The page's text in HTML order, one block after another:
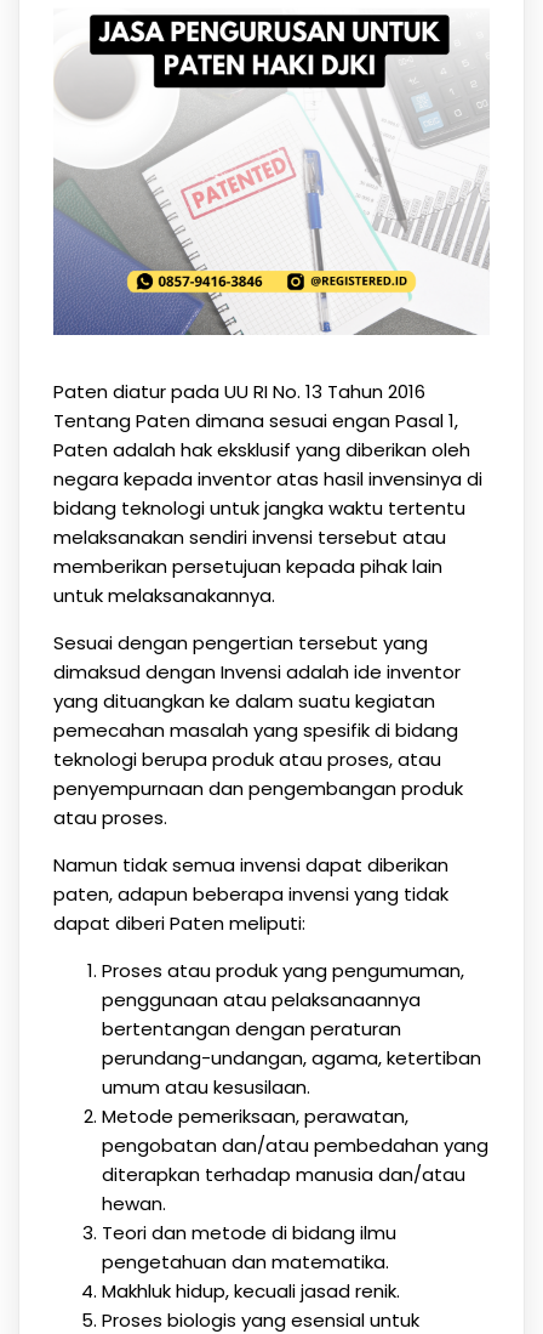
Paten diatur pada UU RI No. 13 Tahun 2016
Tentang Paten dimana sesuai engan Pasal 1,
Paten adalah hak eksklusif yang diberikan oleh
negara kepada inventor atas hasil invensinya di
bidang teknologi untuk jangka waktu tertentu
melaksanakan sendiri invensi tersebut atau
memberikan persetujuan kepada pihak lain
untuk melaksanakannya.
Sesuai dengan pengertian tersebut yang
dimaksud dengan Invensi adalah ide inventor
yang dituangkan ke dalam suatu kegiatan
pemecahan masalah yang spesifik di bidang
teknologi berupa produk atau proses, atau
penyempurnaan dan pengembangan produk
atau proses.
Namun tidak semua invensi dapat diberikan
paten, adapun beberapa invensi yang tidak
dapat diberi Paten meliputi:
Proses atau produk yang pengumuman,
penggunaan atau pelaksanaannya
bertentangan dengan peraturan
perundang-undangan, agama, ketertiban
umum atau kesusilaan.
Metode pemeriksaan, perawatan,
pengobatan dan/atau pembedahan yang
diterapkan terhadap manusia dan/atau
hewan.
Teori dan metode di bidang ilmu
pengetahuan dan matematika.
Makhluk hidup, kecuali jasad renik.
Proses biologis yang esensial untuk